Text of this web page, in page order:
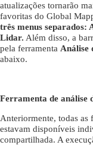
atualizações tornarão
favoritas do Global
três menus separados:
Lidar. Além disso, a
pela ferramenta Análise
abaixo.
Ferramenta de análise
Anteriormente, todas as
estavam disponíveis
compartilhada. A